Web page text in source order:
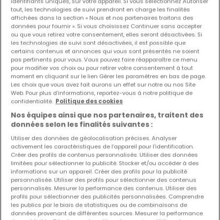
Les nouvelles annonces et baisses de prix en
avant première !
Activez une alerte sur cette recherche pour recevoir les
nouveaux biens ainsi que les changements de prix dans
votre boite email !
Créez une alerte
Modifiez vos critères de recherche pour plus
de résultats
Autres types de maisons en location à
tout, les technologies de suivi prendront en charge les finalités
affichées dans la section « Nous et nos partenaires traitons des
données pour fournir ». Si vous choisissez Continuer sans accepter
ou que vous retirez votre consentement, elles seront désactivées. Si
les technologies de suivi sont désactivées, il est possible que
certains contenus et annonces qui vous sont présentés ne soient
pas pertinents pour vous. Vous pouvez faire réapparaître ce menu
pour modifier vos choix ou pour retirer votre consentement à tout
moment en cliquant sur le lien Gérer les paramètres en bas de page.
Les choix que vous avez fait aurons un effet sur notre ou nos Site
Web. Pour plus d’informations, reportez-vous à notre politique de
confidentialité. Politique des cookies
Nos équipes ainsi que nos partenaires, traitent des
données selon les finalités suivantes :
Utiliser des données de géolocalisation précises. Analyser
activement les caractéristiques de l’appareil pour l’identification.
Créer des profils de contenus personnalisés. Utiliser des données
limitées pour sélectionner la publicité. Stocker et/ou accéder à des
informations sur un appareil. Créer des profils pour la publicité
personnalisée. Utiliser des profils pour sélectionner des contenus
personnalisés. Mesurer la performance des contenus. Utiliser des
profils pour sélectionner des publicités personnalisées. Comprendre
les publics par le biais de statistiques ou de combinaisons de
données provenant de différentes sources. Mesurer la performance